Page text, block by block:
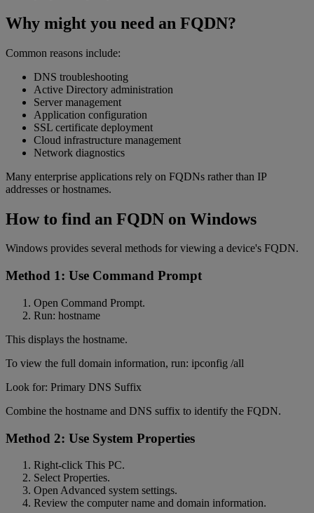
Why might you need an FQDN?
Common reasons include:
DNS troubleshooting
Active Directory administration
Server management
Application configuration
SSL certificate deployment
Cloud infrastructure management
Network diagnostics
Many enterprise applications rely on FQDNs rather than IP
addresses or hostnames.
How to find an FQDN on Windows
Windows provides several methods for viewing a device's FQDN.
Method 1: Use Command Prompt
Open Command Prompt.
Run: hostname
This displays the hostname.
To view the full domain information, run: ipconfig /all
Look for: Primary DNS Suffix
Combine the hostname and DNS suffix to identify the FQDN.
Method 2: Use System Properties
Right-click This PC.
Select Properties.
Open Advanced system settings.
Review the computer name and domain information.